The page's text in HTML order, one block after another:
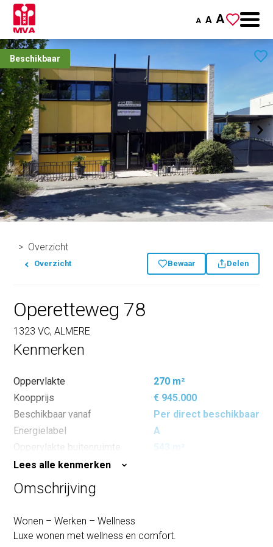
A A A
Beschikbaar
Overzicht
Overzicht Bewaar Delen
Operetteweg 78
1323 VC, ALMERE
Kenmerken
Oppervlakte
270 m²
Koopprijs
€ 945.000
Beschikbaar vanaf
Per direct beschikbaar
Energielabel
A
Oppervlakte buitenruimte
543 m²
Lees alle kenmerken
Omschrijving
Wonen – Werken – Wellness
Luxe wonen met wellness en comfort.